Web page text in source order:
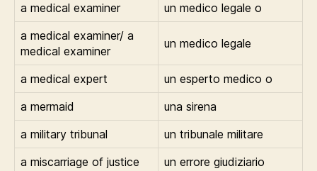
a medical examiner
un medico legale o
a medical examiner/ a
medical examiner
un medico legale
a medical expert
un esperto medico o
a mermaid
una sirena
a military tribunal
un tribunale militare
a miscarriage of justice
un errore giudiziario